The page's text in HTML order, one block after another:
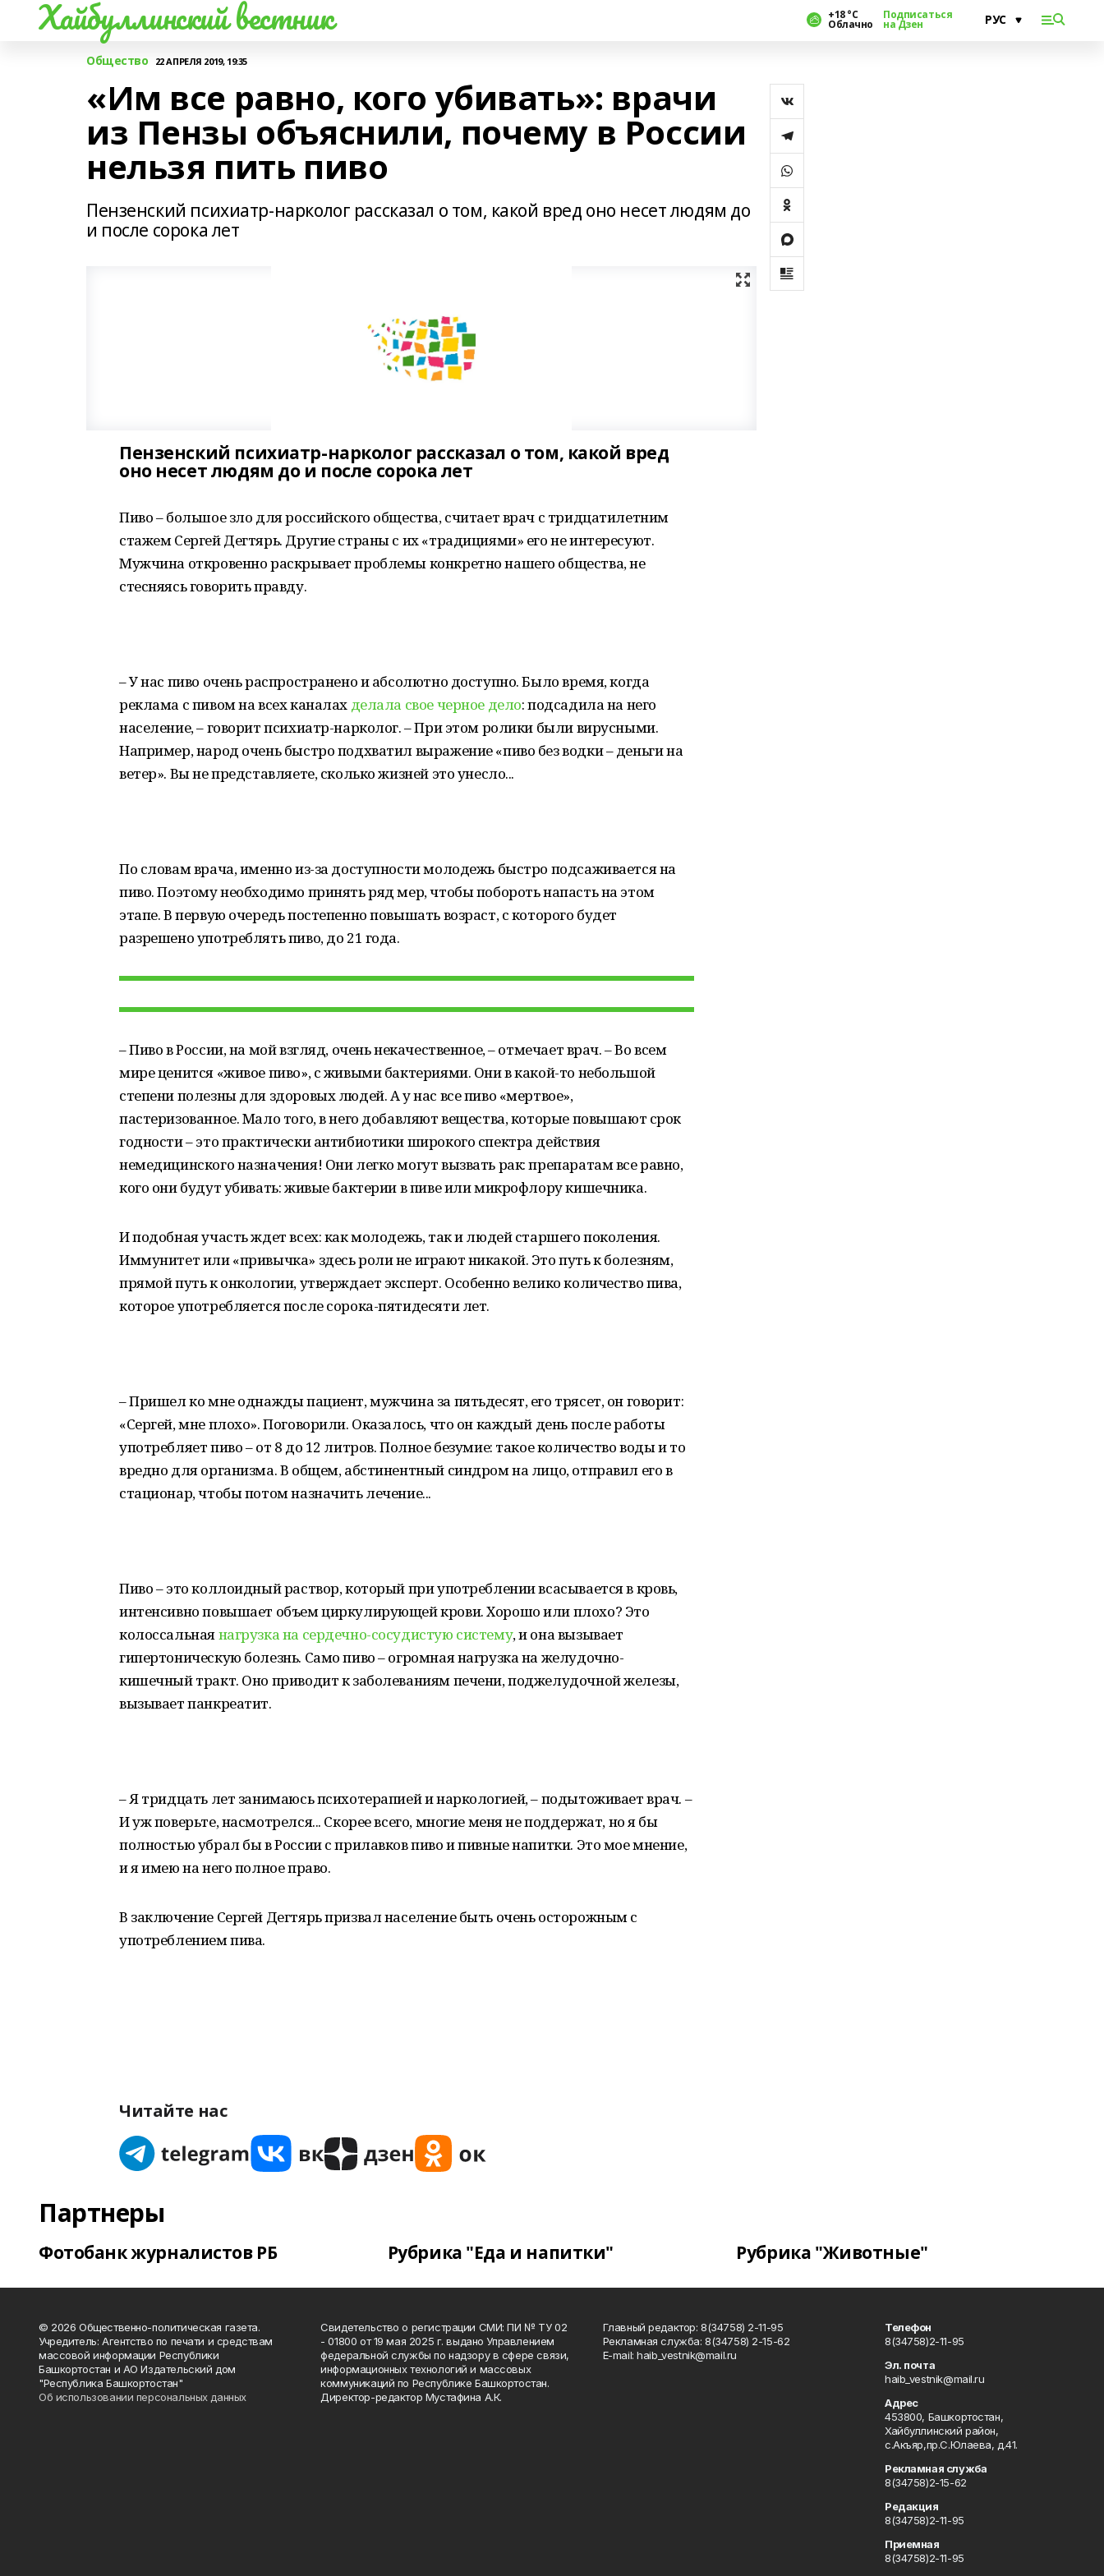
Хайбуллинский вестник +18 °С
Облачно
Подписаться
на Дзен
Общество 22 АПРЕЛЯ 2019, 19:35
«Им все равно, кого убивать»: врачи
из Пензы объяснили, почему в России
нельзя пить пиво
Пензенский психиатр-нарколог рассказал о том, какой вред оно несет людям до
и после сорока лет
Пензенский психиатр-нарколог рассказал о том, какой вред
оно несет людям до и после сорока лет
Пиво – большое зло для российского общества, считает врач с тридцатилетним
стажем Сергей Дегтярь. Другие страны с их «традициями» его не интересуют.
Мужчина откровенно раскрывает проблемы конкретно нашего общества, не
стесняясь говорить правду.
– У нас пиво очень распространено и абсолютно доступно. Было время, когда
реклама с пивом на всех каналах делала свое черное дело: подсадила на него
население, – говорит психиатр-нарколог. – При этом ролики были вирусными.
Например, народ очень быстро подхватил выражение «пиво без водки – деньги на
ветер». Вы не представляете, сколько жизней это унесло...
По словам врача, именно из-за доступности молодежь быстро подсаживается на
пиво. Поэтому необходимо принять ряд мер, чтобы побороть напасть на этом
этапе. В первую очередь постепенно повышать возраст, с которого будет
разрешено употреблять пиво, до 21 года.
– Пиво в России, на мой взгляд, очень некачественное, – отмечает врач. – Во всем
мире ценится «живое пиво», с живыми бактериями. Они в какой-то небольшой
степени полезны для здоровых людей. А у нас все пиво «мертвое»,
пастеризованное. Мало того, в него добавляют вещества, которые повышают срок
годности – это практически антибиотики широкого спектра действия
немедицинского назначения! Они легко могут вызвать рак: препаратам все равно,
кого они будут убивать: живые бактерии в пиве или микрофлору кишечника.
И подобная участь ждет всех: как молодежь, так и людей старшего поколения.
Иммунитет или «привычка» здесь роли не играют никакой. Это путь к болезням,
прямой путь к онкологии, утверждает эксперт. Особенно велико количество пива,
которое употребляется после сорока-пятидесяти лет.
– Пришел ко мне однажды пациент, мужчина за пятьдесят, его трясет, он говорит:
«Сергей, мне плохо». Поговорили. Оказалось, что он каждый день после работы
употребляет пиво – от 8 до 12 литров. Полное безумие: такое количество воды и то
вредно для организма. В общем, абстинентный синдром на лицо, отправил его в
стационар, чтобы потом назначить лечение...
Пиво – это коллоидный раствор, который при употреблении всасывается в кровь,
интенсивно повышает объем циркулирующей крови. Хорошо или плохо? Это
колоссальнаянагрузка на сердечно-сосудистую систему, и она вызывает
гипертоническую болезнь. Само пиво – огромная нагрузка на желудочно-
кишечный тракт. Оно приводит к заболеваниям печени, поджелудочной железы,
вызывает панкреатит.
– Я тридцать лет занимаюсь психотерапией и наркологией, – подытоживает врач. –
И уж поверьте, насмотрелся... Скорее всего, многие меня не поддержат, но я бы
полностью убрал бы в России с прилавков пиво и пивные напитки. Это мое мнение,
и я имею на него полное право.
В заключение Сергей Дегтярь призвал население быть очень осторожным с
употреблением пива.
Читайте нас
Партнеры
Фотобанк журналистов РБ Рубрика "Еда и напитки" Рубрика "Животные"
© 2026 Общественно-политическая газета.
Учредитель: Агентство по печати и средствам
массовой информации Республики
Башкортостан и АО Издательский дом
"Республика Башкортостан"
Об использовании персональных данных
Свидетельство о регистрации СМИ: ПИ № ТУ 02
- 01800 от 19 мая 2025 г. выдано Управлением
федеральной службы по надзору в сфере связи,
информационных технологий и массовых
коммуникаций по Республике Башкортостан.
Директор-редактор Мустафина А.К.
Главный редактор: 8(34758) 2-11-95
Рекламная служба: 8(34758) 2-15-62
Е-mаil: haib_vestnik@mail.ru
Телефон
8(34758)2-11-95
Эл. почта
haib_vestnik@mail.ru
Адрес
453800, Башкортостан,
Хайбуллинский район,
с.Акъяр,пр.С.Юлаева, д.41.
Рекламная служба
8(34758)2-15-62
Редакция
8(34758)2-11-95
Приемная
8(34758)2-11-95